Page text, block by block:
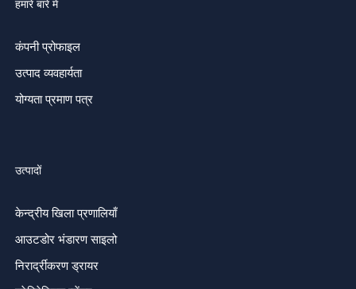
हमारे बारे में
कंपनी प्रोफाइल
उत्पाद व्यवहार्यता
योग्यता प्रमाण पत्र
उत्पादों
केन्द्रीय खिला प्रणालियाँ
आउटडोर भंडारण साइलो
निरार्द्रीकरण ड्रायर